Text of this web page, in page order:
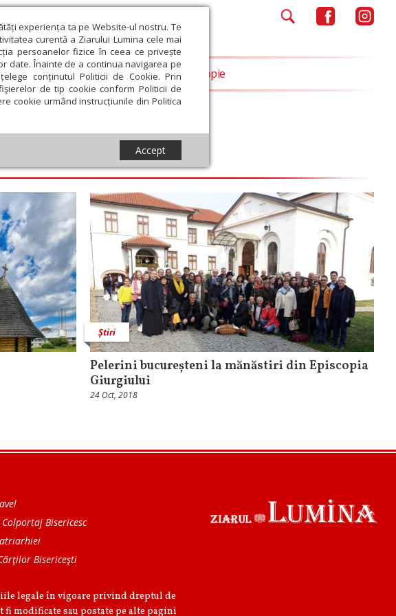
experiența ta pe Website-ul nostru. Te
curentă a Ziarului Lumina cele mai
persoanelor fizice în ceea ce privește
date. Înainte de a continua navigarea pe
conținutul Politicii de Cookie. Prin
de tip cookie conform Politicii de
cookie urmând instrucțiunile din Politica
Accept
Societate Opinii Filantropie
Știri
Pelerini bucureșteni la mănăstiri din Episcopia
Giurgiului
24 Oct, 2018
Bisericesc
Bisericeşti
legale în vigoare privind dreptul de
modificate sau postate pe alte pagini